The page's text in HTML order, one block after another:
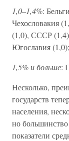
1,0–1,4%:
Чехословакия
(1,0), СССР
Югославия (1,0);
1,5% и больше:
Несколько,
государств
населения,
но
показатели